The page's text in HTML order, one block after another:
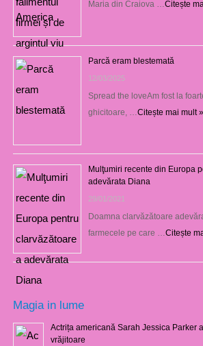
Maria din Craiova …Citește
Parcă eram blestemată
12/03/2025
Spread the loveAm fost la
ghicitoare, …Citește mai mult »
Mulţumiri recente din Europa
adevărata Diana
29/01/2021
Doamna clarvăzătoare
farmecele pe care …Citește
Magia in lume
Actrița americană Sarah Jessica Parker
vrăjitoare